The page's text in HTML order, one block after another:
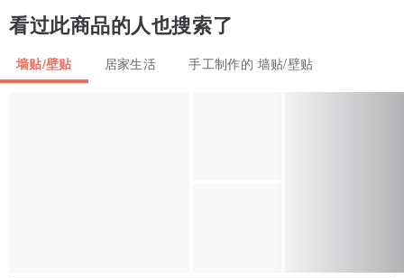
看过此商品的人也搜索了
墙贴/壁贴 居家生活 手工制作的 墙贴/壁贴